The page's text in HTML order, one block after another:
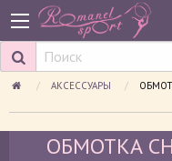
АКСЕССУАРЫ
ОБМОТКА